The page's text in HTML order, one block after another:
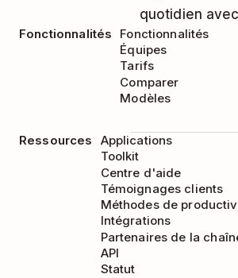
quotidien
Fonctionnalités
Fonctionnalités
Équipes
Tarifs
Comparer
Modèles
Ressources
Applications
Toolkit
Centre d'aide
Témoignages clients
Méthodes de
Intégrations
Partenaires de la
API
Statut